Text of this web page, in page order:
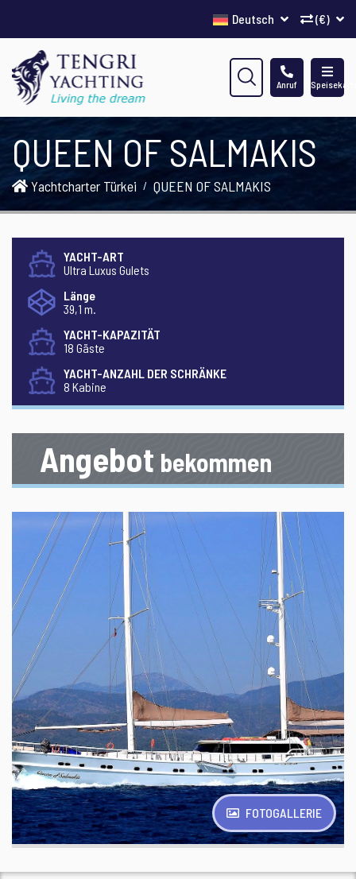
(€)
Deutsch
Anruf
QUEEN OF SALMAKIS
Yachtcharter Türkei QUEEN OF SALMAKIS
YACHT-ART
Ultra Luxus Gulets
Länge
39,1 m.
YACHT-KAPAZITÄT
18 Gäste
YACHT-ANZAHL DER SCHRÄNKE
8 Kabine
Angebot bekommen
FOTOGALLERIE